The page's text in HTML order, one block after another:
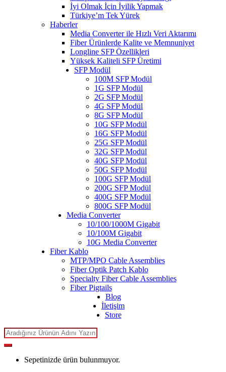
İyi Olmak İçin İyilik Yapmak
Türkiye’m Tek Yürek
Haberler
Media Converter ile Hızlı Veri Aktarımı
Fiber Ürünlerde Kalite ve Memnuniyet
Longline SFP Özellikleri
Yüksek Kaliteli SFP Üretimi
SFP Modül
100M SFP Modül
1G SFP Modül
2G SFP Modül
4G SFP Modül
8G SFP Modül
10G SFP Modül
16G SFP Modül
25G SFP Modül
32G SFP Modül
40G SFP Modül
50G SFP Modül
100G SFP Modül
200G SFP Modül
400G SFP Modül
800G SFP Modül
Media Converter
10/100/1000M Gigabit
10/100M Gigabit
10G Media Converter
Fiber Kablo
MTP/MPO Cable Assemblies
Fiber Optik Patch Kablo
Specialty Fiber Cable Assemblies
Fiber Pigtails
Blog
İletişim
Store
Search
for:
Sepetinizde ürün bulunmuyor.